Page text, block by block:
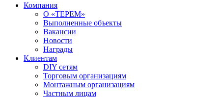
Компания
О «ТЕРЕМ»
Выполненные объекты
Вакансии
Новости
Награды
Клиентам
DIY сетям
Торговым организациям
Монтажным организациям
Частным лицам